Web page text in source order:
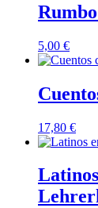
5,00 €
17,80 €